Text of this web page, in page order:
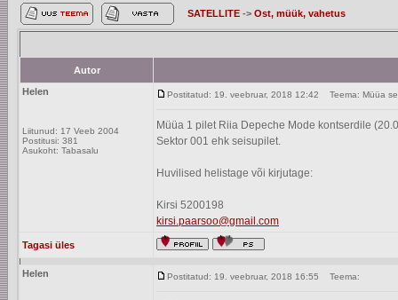
SATELLITE -> Ost, müük, vahetus
Autor
Helen
Liitunud: 17 Veeb 2004
Postitusi: 381
Asukoht: Tabasalu
Postitatud: 19. veebruar, 2018 12:42 Teema: Müüa
Müüa 1 pilet Riia Depeche Mode kontserdile
Sektor 001 ehk seisupilet.
Huvilised helistage või kirjutage:
Kirsi 5200198
kirsi.paarsoo@gmail.com
Tagasi üles
Helen Postitatud: 19. veebruar, 2018 16:55 Teema: